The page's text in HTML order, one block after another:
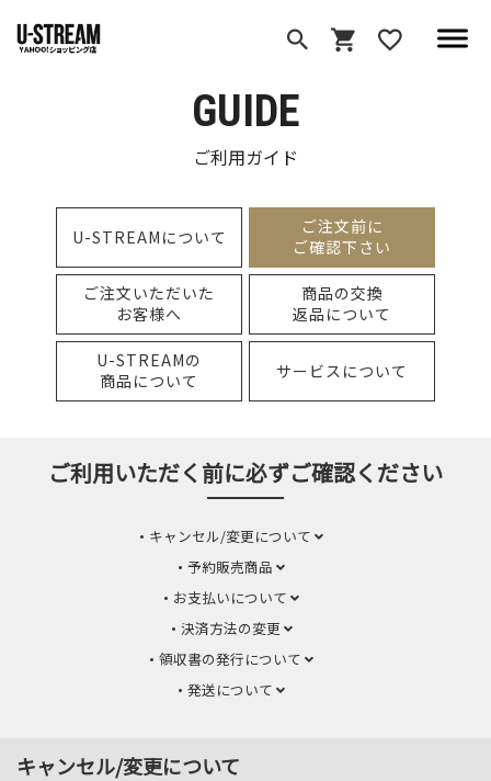
GUIDE
ご利用ガイド
U-STREAMについて
ご注文前に
ご確認下さい
ご注文いただいた
お客様へ
商品の交換
返品について
U-STREAMの
商品について
サービスについて
ご利用いただく前に必ずご確認ください
キャンセル/変更について
予約販売商品
お支払いについて
決済方法の変更
領収書の発行について
発送について
キャンセル/変更について